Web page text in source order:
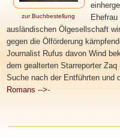
zur Buchbestellung
ausländischen Ölgesellschaft
gegen die Ölförderung
Journalist Rufus davon Wind
dem gealterten Starreporter
Suche nach der Entführten und
Romans -->-